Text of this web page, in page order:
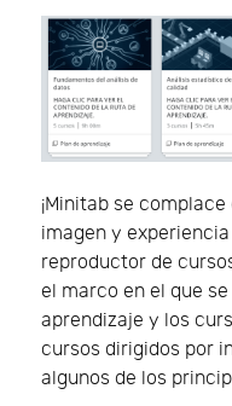
¡Minitab se
imagen y
reproductor de
el marco en el que
aprendizaje y los
cursos dirigidos por
algunos de los